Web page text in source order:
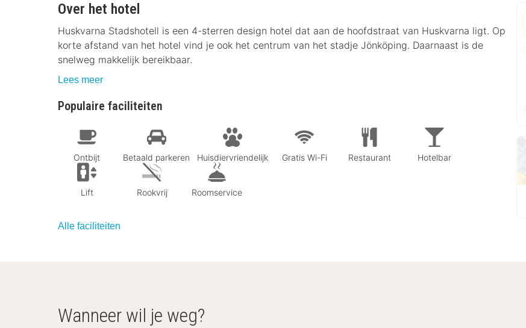
Over het hotel
Huskvarna Stadshotell is een 4-sterren design hotel dat aan de hoofdstraat van Huskvarna ligt. Op
korte afstand van het hotel vind je ook het centrum van het stadje Jönköping. Daarnaast is de
snelweg makkelijk bereikbaar.
Lees meer
Populaire faciliteiten
Ontbijt Betaald parkeren Huisdiervriendelijk Gratis Wi-Fi Restaurant Hotelbar
Lift Rookvrij Roomservice
Alle faciliteiten
Wanneer wil je weg?